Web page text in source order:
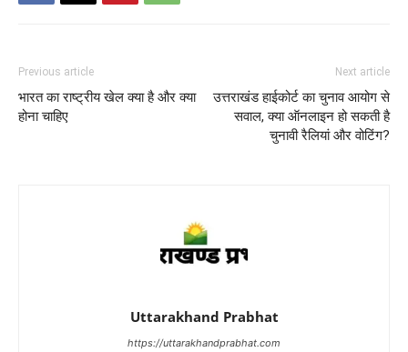
Previous article
भारत का राष्ट्रीय खेल क्या है और क्या
होना चाहिए
Next article
उत्तराखंड हाईकोर्ट का चुनाव आयोग से
सवाल, क्या ऑनलाइन हो सकती है
चुनावी रैलियां और वोटिंग?
Uttarakhand Prabhat
https://uttarakhandprabhat.com